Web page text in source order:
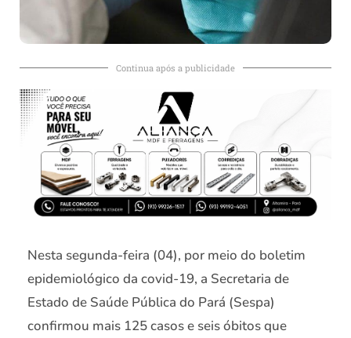
Continua após a publicidade
Nesta segunda-feira (04), por meio do boletim
epidemiológico da covid-19, a Secretaria de
Estado de Saúde Pública do Pará (Sespa)
confirmou mais 125 casos e seis óbitos que